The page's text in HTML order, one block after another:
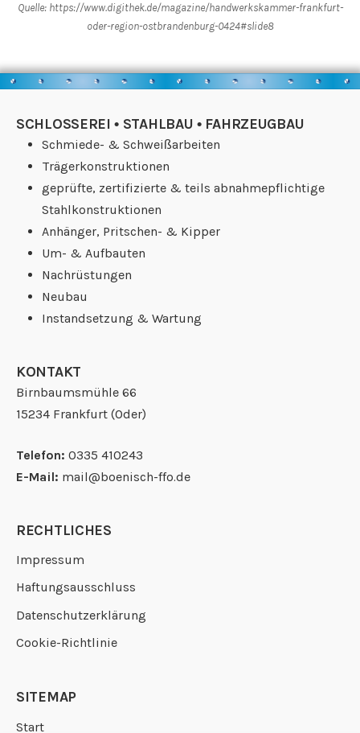
Quelle: https://www.digithek.de/magazine/handwerkskammer-frankfurt-
oder-region-ostbrandenburg-0424#slide8
SCHLOSSEREI • STAHLBAU • FAHRZEUGBAU
Schmiede- & Schweißarbeiten
Trägerkonstruktionen
geprüfte, zertifizierte & teils abnahmepflichtige
Stahlkonstruktionen
Anhänger, Pritschen- & Kipper
Um- & Aufbauten
Nachrüstungen
Neubau
Instandsetzung & Wartung
KONTAKT
Birnbaumsmühle 66
15234 Frankfurt (Oder)
Telefon: 0335 410243
E-Mail: mail@boenisch-ffo.de
RECHTLICHES
Impressum
Haftungsausschluss
Datenschutzerklärung
Cookie-Richtlinie
SITEMAP
Start